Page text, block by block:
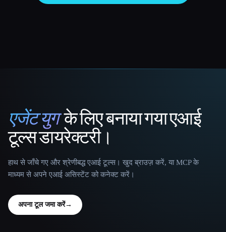
That AI Collection
एजेंट युगके लिए बनाया गया एआई
टूल्स डायरेक्टरी।
हाथ से जाँचे गए और श्रेणीबद्ध एआई टूल्स। खुद ब्राउज़ करें, या MCP के
माध्यम से अपने एआई असिस्टेंट को कनेक्ट करें।
अपना टूल जमा करें→